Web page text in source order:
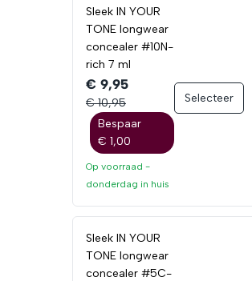
Sleek IN YOUR
TONE longwear
concealer #10N-
rich 7 ml
€ 9,95
€ 10,95
Bespaar
€ 1,00
Op voorraad -
donderdag in huis
Selecteer
Sleek IN YOUR
TONE longwear
concealer #5C-